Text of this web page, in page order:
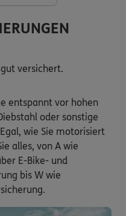
versichert.
entspannt vor hohen
oder sonstige
wie Sie motorisiert
alles, von A wie
E-Bike- und
bis W wie